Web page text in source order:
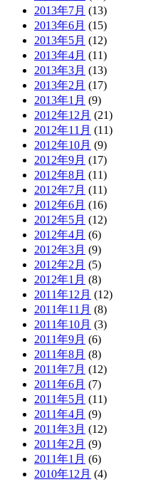
2013年7月 (13)
2013年6月 (15)
2013年5月 (12)
2013年4月 (11)
2013年3月 (13)
2013年2月 (17)
2013年1月 (9)
2012年12月 (21)
2012年11月 (11)
2012年10月 (9)
2012年9月 (17)
2012年8月 (11)
2012年7月 (11)
2012年6月 (16)
2012年5月 (12)
2012年4月 (6)
2012年3月 (9)
2012年2月 (5)
2012年1月 (8)
2011年12月 (12)
2011年11月 (8)
2011年10月 (3)
2011年9月 (6)
2011年8月 (8)
2011年7月 (12)
2011年6月 (7)
2011年5月 (11)
2011年4月 (9)
2011年3月 (12)
2011年2月 (9)
2011年1月 (6)
2010年12月 (4)